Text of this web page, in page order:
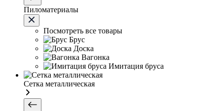
Пиломатериалы
Посмотреть все товары
Брус
Доска
Вагонка
Имитация бруса
Сетка металлическая